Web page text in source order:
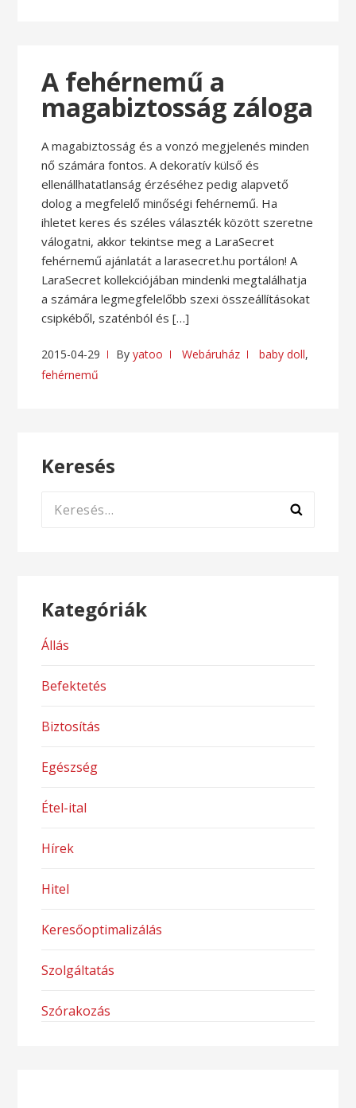
A fehérnemű a
magabiztosság záloga
A magabiztosság és a vonzó megjelenés minden
nő számára fontos. A dekoratív külső és
ellenállhatatlanság érzéséhez pedig alapvető
dolog a megfelelő minőségi fehérnemű. Ha
ihletet keres és széles választék között szeretne
válogatni, akkor tekintse meg a LaraSecret
fehérnemű ajánlatát a larasecret.hu portálon! A
LaraSecret kollekciójában mindenki megtalálhatja
a számára legmegfelelőbb szexi összeállításokat
csipkéből, szaténból és […]
2015-04-29 Byyatoo Webáruház baby doll,
fehérnemű
Keresés
Keresés:
Kategóriák
Állás
Befektetés
Biztosítás
Egészség
Étel-ital
Hírek
Hitel
Keresőoptimalizálás
Szolgáltatás
Szórakozás